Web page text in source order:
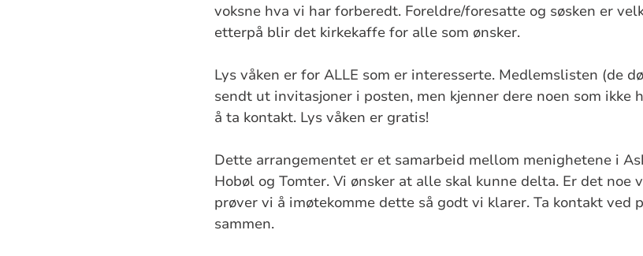
voksne hva vi har forberedt. Foreldre/foresatte og søsken er
etterpå blir det kirkekaffe for alle som ønsker.
Lys våken er for ALLE som er interesserte. Medlemslisten (de
sendt ut invitasjoner i posten, men kjenner dere noen som ikke
å ta kontakt. Lys våken er gratis!
Dette arrangementet er et samarbeid mellom menighetene i
Hobøl og Tomter. Vi ønsker at alle skal kunne delta. Er det noe
prøver vi å imøtekomme dette så godt vi klarer. Ta kontakt ved
sammen.